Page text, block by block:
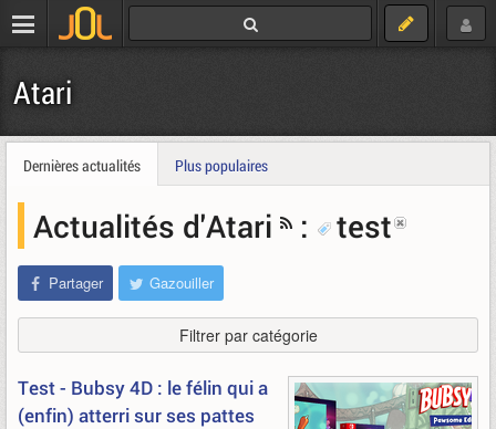
Atari
Dernières actualités Plus populaires
Actualités d'Atari : test
Partager Gazouiller
Filtrer par catégorie
Test - Bubsy 4D : le félin qui a
(enfin) atterri sur ses pattes